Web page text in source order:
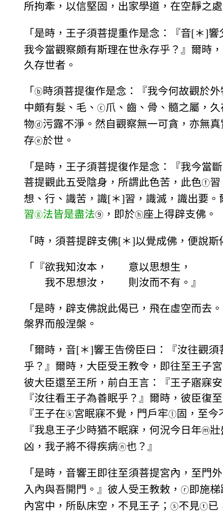
所拘牽，以信堅固，出家學道，在空靜之
「是時，王子須菩提重作是念：『音[＊]響
我今當觀察頗有斯理在世永存乎？』爾時
久存世者。
「 ⓑ 時須菩提復作是念：『我今何故觀於
中頗有髮、毛、 ⓒ爪、齒、骨、髓之屬，
物ⓓ污露不淨。然自觀察無一可貪，亦無
存ⓔ於世。
「是時，王子須菩提復作是念：『我今當
菩提觀此五受陰身，所謂此色苦，此色ⓕ習
想、行、識苦，識[＊]習，識滅，識出要
習ⓖ法皆是盡法⑨ ，即於ⓗ座上得辟支佛。
「時，須菩提辟支佛[＊]以覺成佛，便說斯
「『欲我知汝本， 意以思想生，
我不思想汝， 則汝而不有。』
「是時，辟支佛說此偈已，飛在虛空而去
槃界而般涅槃。
「爾時，音[＊]響王告傍臣曰：『汝往觀
乎？』爾時，大臣受王教令，即往至王子
彼大臣還至王所，前白王言：『王子寤寐
『汝往看王子為善眠乎？』爾時，彼臣復
『王子在ⓚ宮眠寐不覺，門戶牢ⓛ 固，至今
『我息王子少時猶不眠寐，何況今日年ⓜ壯
凶，我子將不得疾病ⓝ也？』
「是時，音響王即往至須菩提宮內，至門
入內與吾開門。』彼人受王教敕， ⓡ即施
內宮中，所臥床空，不見王子； ⓢ不見ⓣ已